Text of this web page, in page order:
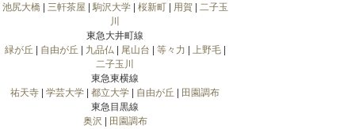
池尻大橋| 三軒茶屋 駒沢大学| 桜新町| 用賀| 二子玉
川
東急大井町線
緑が丘
自由が丘 九品仏| 尾山台 等々力 上野毛|
二子玉川
東急東横線
祐天寺
学芸大学 都立大学 自由が丘
田園調布
東急目黒線
奥沢
田園調布